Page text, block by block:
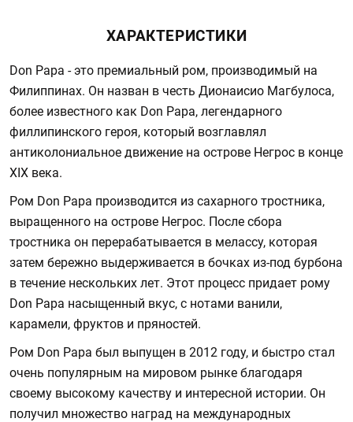
ХАРАКТЕРИСТИКИ
Don Papa - это премиальный ром, производимый на
Филиппинах. Он назван в честь Дионаисио Магбулоса,
более известного как Don Papa, легендарного
филлипинского героя, который возглавлял
антиколониальное движение на острове Негрос в конце
XIX века.
Ром Don Papa производится из сахарного тростника,
выращенного на острове Негрос. После сбора
тростника он перерабатывается в мелассу, которая
затем бережно выдерживается в бочках из-под бурбона
в течение нескольких лет. Этот процесс придает рому
Don Papa насыщенный вкус, с нотами ванили,
карамели, фруктов и пряностей.
Ром Don Papa был выпущен в 2012 году, и быстро стал
очень популярным на мировом рынке благодаря
своему высокому качеству и интересной истории. Он
получил множество наград на международных